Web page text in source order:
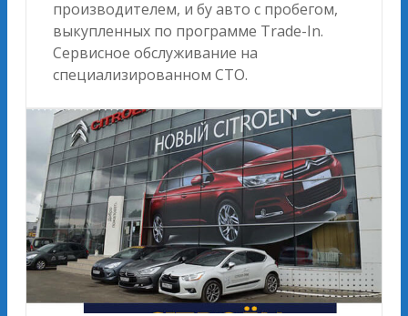
производителем, и бу авто с пробегом,
выкупленных по программе Trade-In.
Сервисное обслуживание на
специализированном СТО.